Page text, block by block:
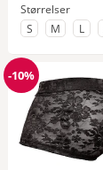
Størrelser
til Størrelse
S til
M til
L
Rabat
-10%